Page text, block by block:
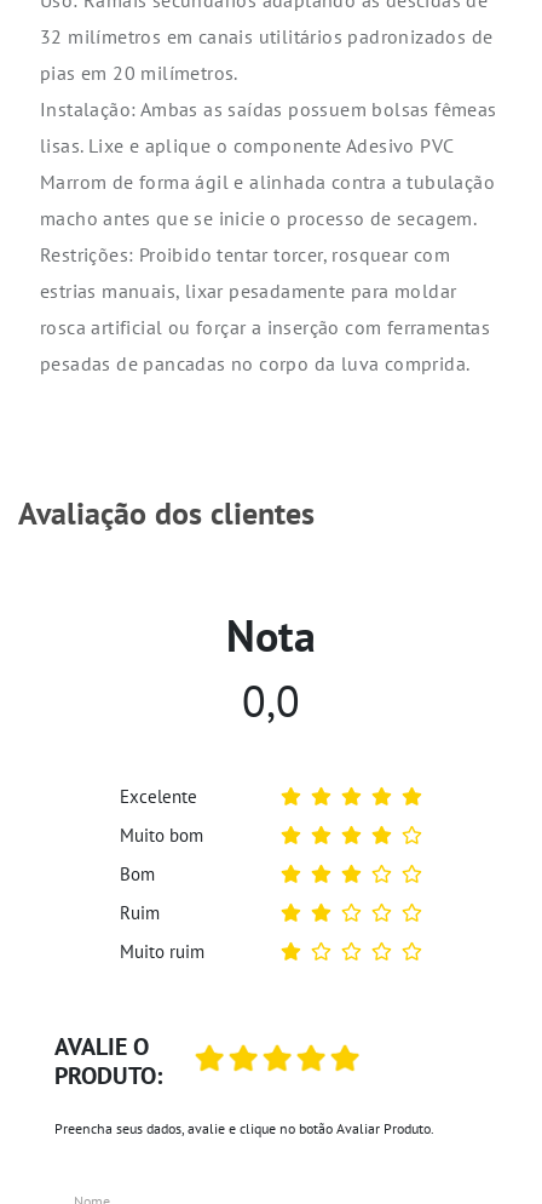
32 milímetros em canais utilitários padronizados de
pias em 20 milímetros.
Instalação: Ambas as saídas possuem bolsas fêmeas
lisas. Lixe e aplique o componente Adesivo PVC
Marrom de forma ágil e alinhada contra a tubulação
macho antes que se inicie o processo de secagem.
Restrições: Proibido tentar torcer, rosquear com
estrias manuais, lixar pesadamente para moldar
rosca artificial ou forçar a inserção com ferramentas
pesadas de pancadas no corpo da luva comprida.
Avaliação dos clientes
AVALIE O
PRODUTO:
Preencha seus dados, avalie e clique no botão Avaliar Produto.
Nota
0,0
Excelente
Muito bom
Bom
Ruim
Muito ruim